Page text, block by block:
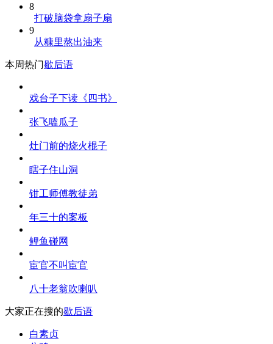
8
打破脑袋拿扇子扇
9
从糠里熬出油来
本周热门歇后语
戏台子下读《四书》
张飞嗑瓜子
灶门前的烧火棍子
瞎子住山洞
钳工师傅教徒弟
年三十的案板
鲤鱼碰网
宦官不叫宦官
八十老翁吹喇叭
大家正在搜的歇后语
白素贞